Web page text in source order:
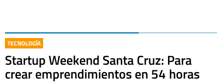
TECNOLOGÍA
Startup Weekend Santa Cruz: Para
crear emprendimientos en 54 horas